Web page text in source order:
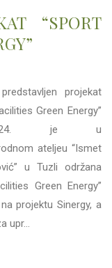
“SPORT
projekat
Green Energy”
je u
ateljeu “Ismet
u Tuzli održana
Green Energy”
projektu Sinergy, a
upr...